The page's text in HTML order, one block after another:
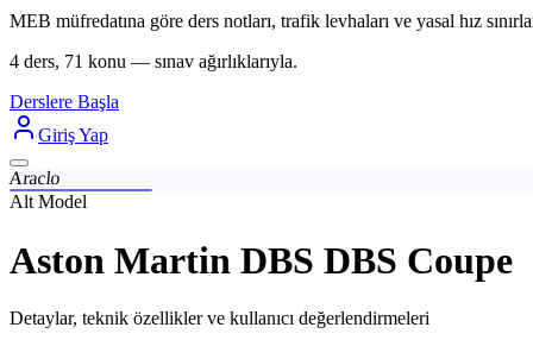
MEB müfredatına göre ders notları, trafik levhaları ve yasal hız
4 ders, 71 konu — sınav ağırlıklarıyla.
Derslere Başla
Giriş Yap
Araclo
Alt Model
Aston Martin DBS DBS Coupe
Detaylar, teknik özellikler ve kullanıcı değerlendirmeleri